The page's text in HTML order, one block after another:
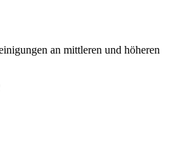
an mittleren und höheren